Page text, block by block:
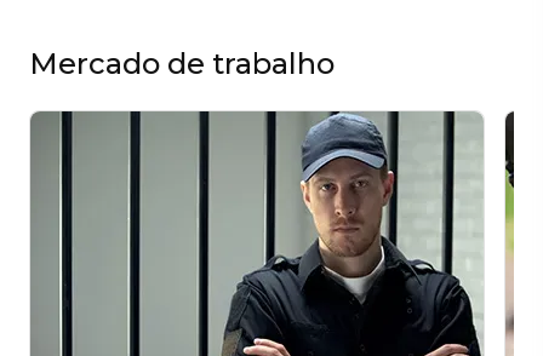
Mercado de trabalho